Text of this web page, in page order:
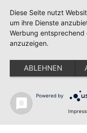
Diese Seite nutzt
um ihre Dienste
Werbung
anzuzeigen.
ABLEHNEN
Powered by